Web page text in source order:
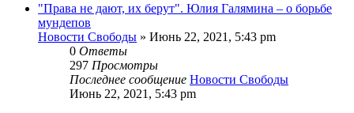
"Права не дают, их берут". Юлия Галямина – о борьбе
мундепов
Новости Свободы » Июнь 22, 2021, 5:43 pm
0 Ответы
297 Просмотры
Последнее сообщение Новости Свободы
Июнь 22, 2021, 5:43 pm